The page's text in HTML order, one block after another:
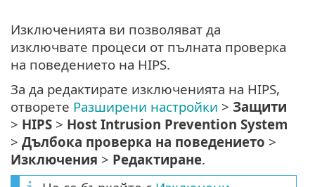
Изключенията ви позволяват да
изключвате процеси от пълната проверка
на поведението на HIPS.
За да редактирате изключенията на HIPS,
отворете Разширени настройки > Защити
> HIPS > Host Intrusion Prevention System
> Дълбока проверка на поведението >
Изключения > Редактиране.